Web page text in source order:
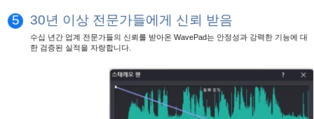
5 30년 이상 전문가들에게 신뢰 받음
수십 년간 업계 전문가들의 신뢰를 받아온 WavePad는 안정성과 강력한 기능에 대
한 검증된 실적을 자랑합니다.